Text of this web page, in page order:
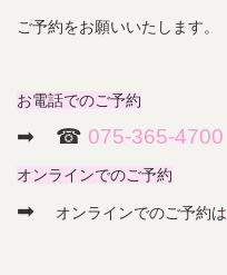
ご予約をお願いいたします。
お電話でのご予約
➡︎ ☎︎ 075-365-4700
オンラインでのご予約
➡︎ オンラインでのご予約は